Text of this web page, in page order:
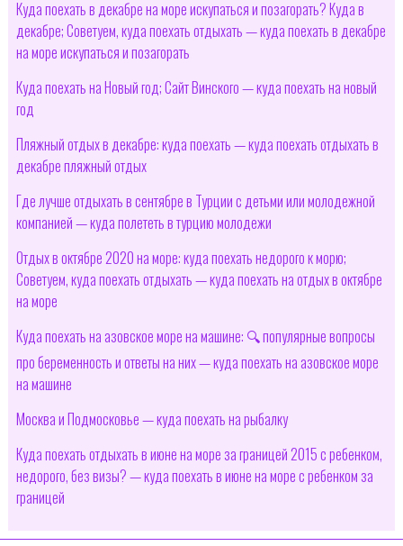
Куда поехать в декабре на море искупаться и позагорать? Куда в
декабре; Советуем, куда поехать отдыхать — куда поехать в декабре
на море искупаться и позагорать
Куда поехать на Новый год; Сайт Винского — куда поехать на новый
год
Пляжный отдых в декабре: куда поехать — куда поехать отдыхать в
декабре пляжный отдых
Где лучше отдыхать в сентябре в Турции с детьми или молодежной
компанией — куда полететь в турцию молодежи
Отдых в октябре 2020 на море: куда поехать недорого к морю;
Советуем, куда поехать отдыхать — куда поехать на отдых в октябре
на море
Куда поехать на азовское море на машине: 🔍 популярные вопросы
про беременность и ответы на них — куда поехать на азовское море
на машине
Москва и Подмосковье — куда поехать на рыбалку
Куда поехать отдыхать в июне на море за границей 2015 с ребенком,
недорого, без визы? — куда поехать в июне на море с ребенком за
границей